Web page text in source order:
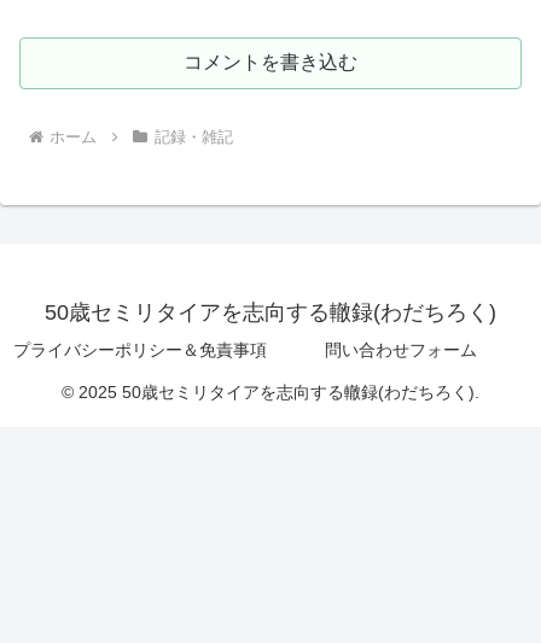
コメントを書き込む
ホーム 記録・雑記
50歳セミリタイアを志向する轍録(わだちろく)
プライバシーポリシー＆免責事項 問い合わせフォーム
© 2025 50歳セミリタイアを志向する轍録(わだちろく).